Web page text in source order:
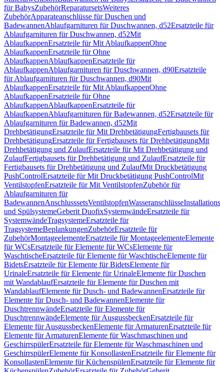
für BabysZubehörReparatursetsWeiteres
ZubehörApparateanschlüsse für Duschen und
BadewannenAblaufgarnituren für Duschwannen, d52Ersatzteile für
Ablaufgarnituren für Duschwannen, d52Mit
AblaufkappenErsatzteile für Mit AblaufkappenOhne
AblaufkappenErsatzteile für Ohne
AblaufkappenAblaufkappenErsatzteile für
AblaufkappenAblaufgarnituren für Duschwannen, d90Ersatzteile
für Ablaufgarnituren für Duschwannen, d90Mit
AblaufkappenErsatzteile für Mit AblaufkappenOhne
AblaufkappenErsatzteile für Ohne
AblaufkappenAblaufkappenErsatzteile für
AblaufkappenAblaufgarnituren für Badewannen, d52Ersatzteile für
Ablaufgarnituren für Badewannen, d52Mit
DrehbetätigungErsatzteile für Mit DrehbetätigungFertigbausets für
DrehbetätigungErsatzteile für Fertigbausets für DrehbetätigungMit
Drehbetätigung und ZulaufErsatzteile für Mit Drehbetätigung und
ZulaufFertigbausets für Drehbetätigung und ZulaufErsatzteile für
Fertigbausets für Drehbetätigung und ZulaufMit Druckbetätigung
PushControlErsatzteile für Mit Druckbetätigung PushControlMit
VentilstopfenErsatzteile für Mit VentilstopfenZubehör für
Ablaufgarnituren für
BadewannenAnschlusssetsVentilstopfenWasseranschlüsse
und SpülsystemeGeberit DuofixSystemwändeErsatzteile für
SystemwändeTragsystemeErsatzteile für
TragsystemeBeplankungenZubehörErsatzteile für
ZubehörMontageelementeErsatzteile für MontageelementeElemente
für WCsErsatzteile für Elemente für WCsElemente für
WaschtischeErsatzteile für Elemente für WaschtischeElemente für
BidetsErsatzteile für Elemente für BidetsElemente für
UrinaleErsatzteile für Elemente für UrinaleElemente für Duschen
mit WandablaufErsatzteile für Elemente für Duschen mit
WandablaufElemente für Dusch- und BadewannenErsatzteile für
Elemente für Dusch- und BadewannenElemente für
DuschtrennwändeErsatzteile für Elemente für
DuschtrennwändeElemente für AusgussbeckenErsatzteile für
Elemente für AusgussbeckenElemente für ArmaturenErsatzteile für
Elemente für ArmaturenElemente für Waschmaschinen und
GeschirrspülerErsatzteile für Elemente für Waschmaschinen und
GeschirrspülerElemente für KonsollastenErsatzteile für Elemente für
KonsollastenElemente für KüchenspülenErsatzteile für Elemente für